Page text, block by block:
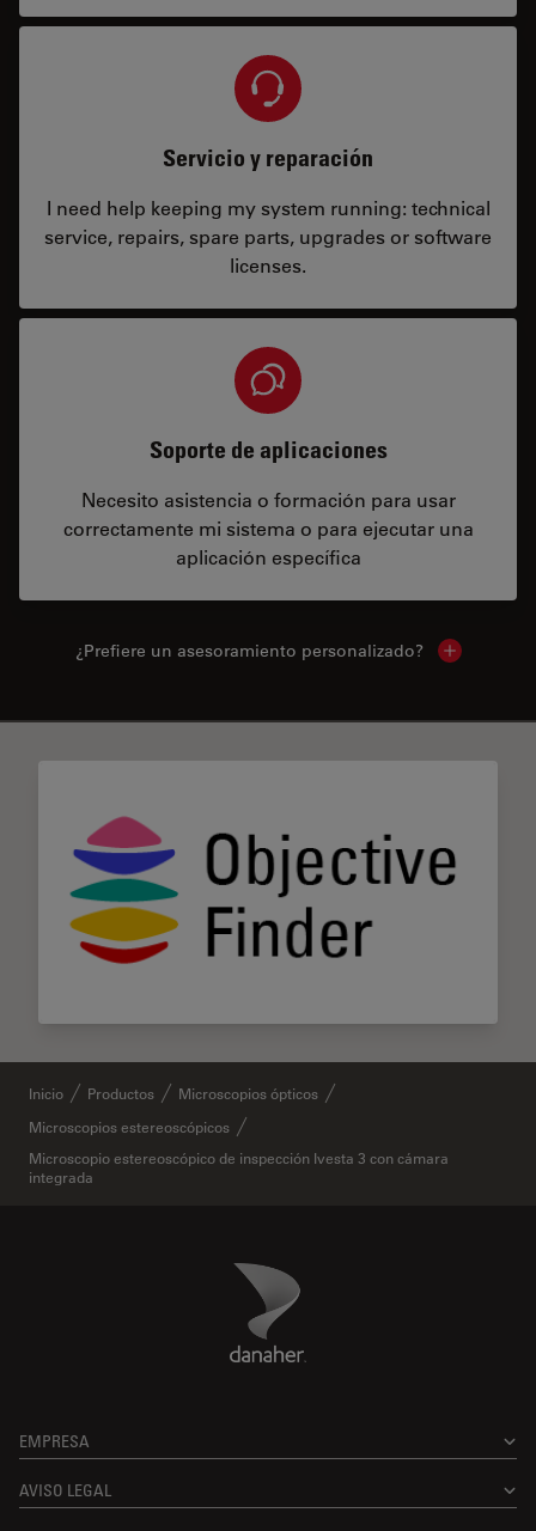
Servicio y reparación
I need help keeping my system running: technical
service, repairs, spare parts, upgrades or software
licenses.
Soporte de aplicaciones
Necesito asistencia o formación para usar
correctamente mi sistema o para ejecutar una
aplicación específica
¿Prefiere un asesoramiento personalizado? Show local
Inicio Productos
Microscopios ópticos
Microscopios estereoscópicos
Microscopio estereoscópico de inspección Ivesta 3 con cámara
integrada
Danaher Logo
EMPRESA
AVISO LEGAL